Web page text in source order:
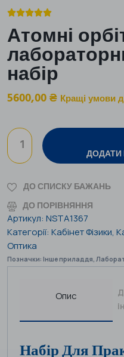

Атомні
набір
5600,00₴ Кращі умови
ДО СПИСКУ БАЖАНЬ
ДО ПОРІВНЯННЯ
Артикул: NSTA1367
Категорії: Кабінет Фізики,
Оптика
Позначки: Інше приладдя
Опис
Набір Для